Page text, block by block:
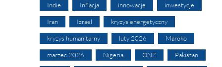
Indie Inflacja innowacje inwestycje
Iran Izrael kryzys energetyczny
kryzys humanitarny luty 2026 Maroko
marzec 2026 Nigeria ONZ Pakistan